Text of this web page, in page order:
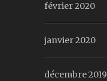
février 2020
janvier 2020
décembre 2019